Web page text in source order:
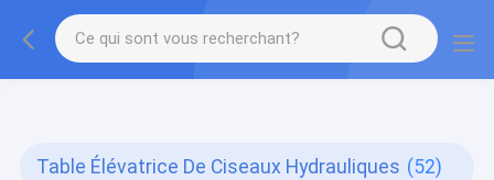
gtag('config', 'G-QWE9HWC3PF', {cookie_flags:
"SameSite=None;Secure"});
Table Élévatrice De Ciseaux Hydrauliques (52)